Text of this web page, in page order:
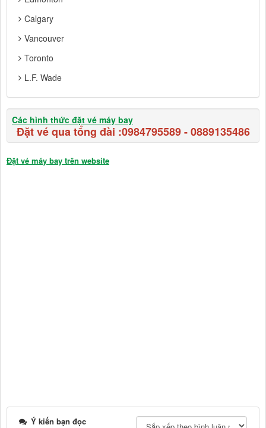
Calgary
Vancouver
Toronto
L.F. Wade
Các hình thức đặt vé máy bay
Đặt vé qua tổng đài :0984795589-0889135486
Đặt vé máy bay trên website
Ý kiến bạn đọc